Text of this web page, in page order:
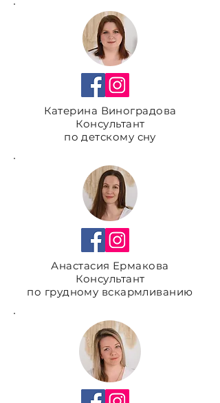
Катерина Виноградова
Консультант
по детскому сну
Анастасия Ермакова
Консультант
по грудному вскармливанию